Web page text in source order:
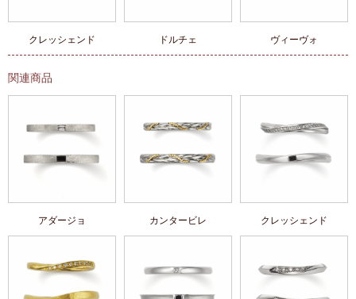
クレッシェンド ドルチェ ヴィーヴォ
関連商品
アダージョ カンタービレ クレッシェンド